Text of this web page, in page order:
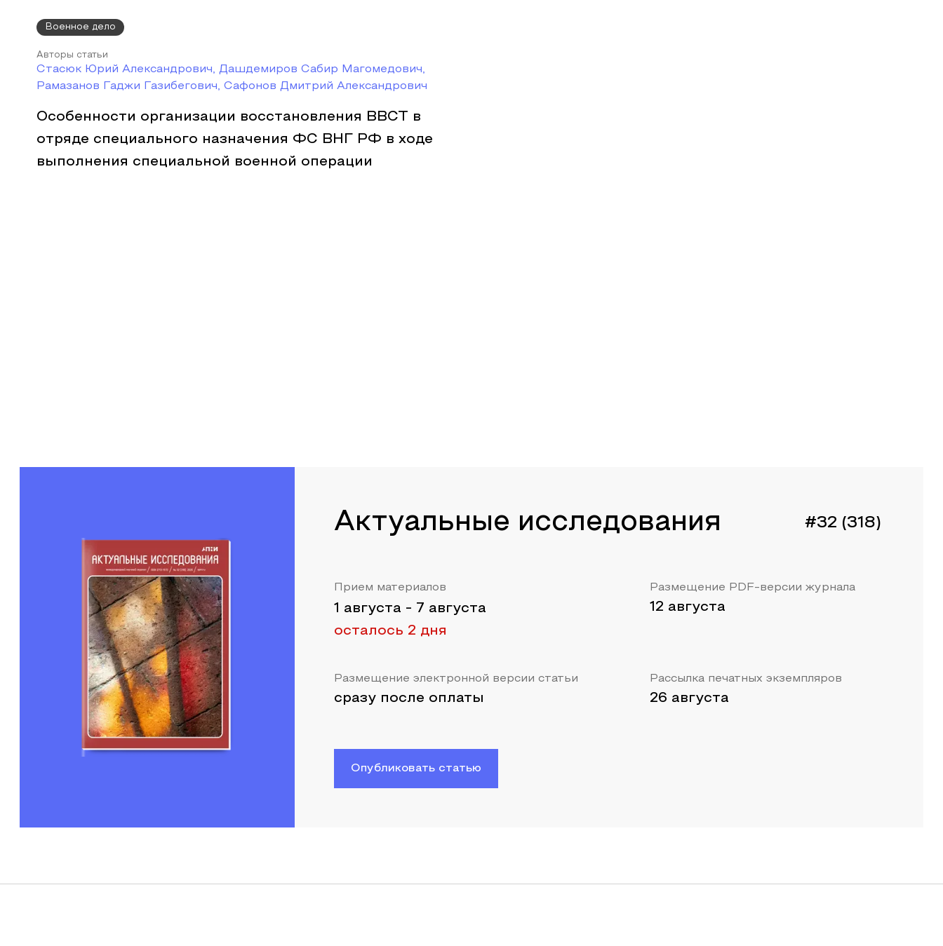
Военное дело
Авторы статьи
Стасюк Юрий Александрович, Дашдемиров Сабир Магомедович,
Рамазанов Гаджи Газибегович, Сафонов Дмитрий Александрович
Особенности организации восстановления ВВСТ в
отряде специального назначения ФС ВНГ РФ в ходе
выполнения специальной военной операции
Актуальные исследования #32 (318)
Прием материалов
1 августа - 7 августа
осталось 2 дня
Размещение PDF-версии журнала
12 августа
Размещение электронной версии статьи
сразу после оплаты
Рассылка печатных экземпляров
26 августа
Опубликовать статью